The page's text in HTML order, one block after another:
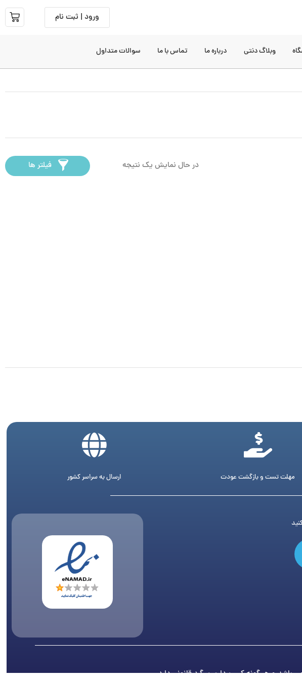
ورود | ثبت نام
وبلاگ دنتی درباره ما تماس با ما سوالات متداول
در حال نمایش یک نتیجه فیلتر ها
مهلت تست و بازگشت عودت ارسال به سراسر کشور
باشد و هر گونه کپی برداری پیگرد قانونی دارد